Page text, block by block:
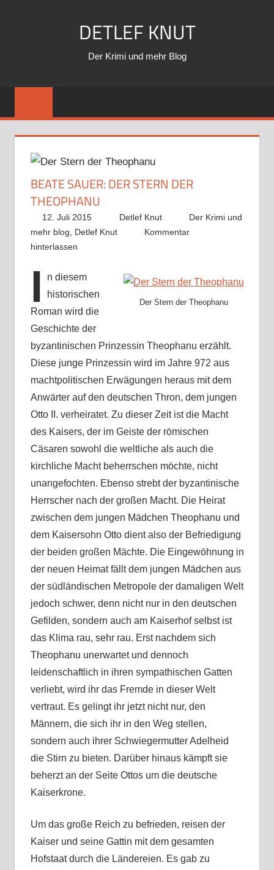
DETLEF KNUT
Der Krimi und mehr Blog
BEATE SAUER: DER STERN DER
THEOPHANU
12. Juli 2015 Detlef Knut
Der Krimi und
mehr blog, Detlef Knut
Kommentar
hinterlassen
Der Stern der Theophanu
I
n diesem
historischen
Roman wird die
Geschichte der
byzantinischen Prinzessin Theophanu erzählt.
Diese junge Prinzessin wird im Jahre 972 aus
machtpolitischen Erwägungen heraus mit dem
Anwärter auf den deutschen Thron, dem jungen
Otto II. verheiratet. Zu dieser Zeit ist die Macht
des Kaisers, der im Geiste der römischen
Cäsaren sowohl die weltliche als auch die
kirchliche Macht beherrschen möchte, nicht
unangefochten. Ebenso strebt der byzantinische
Herrscher nach der großen Macht. Die Heirat
zwischen dem jungen Mädchen Theophanu und
dem Kaisersohn Otto dient also der Befriedigung
der beiden großen Mächte. Die Eingewöhnung in
der neuen Heimat fällt dem jungen Mädchen aus
der südländischen Metropole der damaligen Welt
jedoch schwer, denn nicht nur in den deutschen
Gefilden, sondern auch am Kaiserhof selbst ist
das Klima rau, sehr rau. Erst nachdem sich
Theophanu unerwartet und dennoch
leidenschaftlich in ihren sympathischen Gatten
verliebt, wird ihr das Fremde in dieser Welt
vertraut. Es gelingt ihr jetzt nicht nur, den
Männern, die sich ihr in den Weg stellen,
sondern auch ihrer Schwiegermutter Adelheid
die Stirn zu bieten. Darüber hinaus kämpft sie
beherzt an der Seite Ottos um die deutsche
Kaiserkrone.
Um das große Reich zu befrieden, reisen der
Kaiser und seine Gattin mit dem gesamten
Hofstaat durch die Ländereien. Es gab zu